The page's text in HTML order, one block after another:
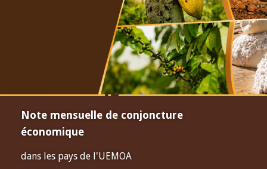
Note mensuelle de conjoncture
économique
dans les pays de l'UEMOA